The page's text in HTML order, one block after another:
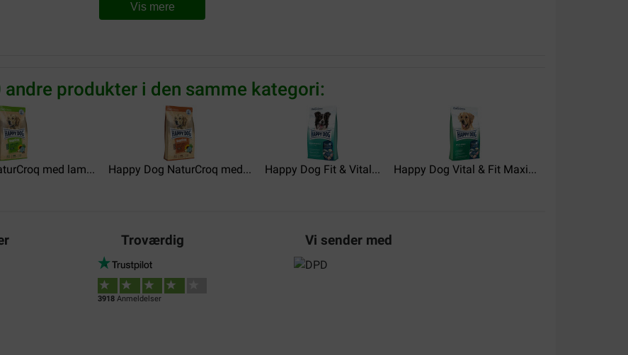
Værdi for pengene:
Meinen Hunde vertragen das Futter super.
Translate to English
Dem Hundy schmeckts und er hat keine Probleme mit der Verdauung.
Vis mere
andre produkter i den samme kategori:
med lam... Happy Dog NaturCroq med... Happy Dog Fit & Vital... Happy Dog Vital & Fit Maxi...
Troværdig
3918Anmeldelser
Vi sender med